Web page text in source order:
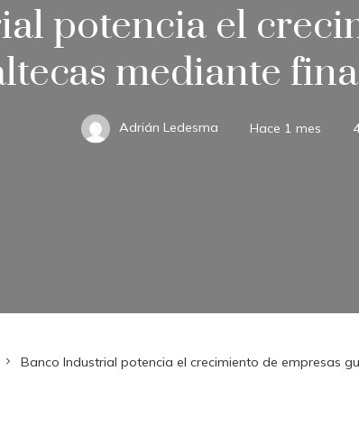
potencia el
mediante
Adrián Ledesma Hace 1 mes
Banco Industrial potencia el crecimiento de empresas